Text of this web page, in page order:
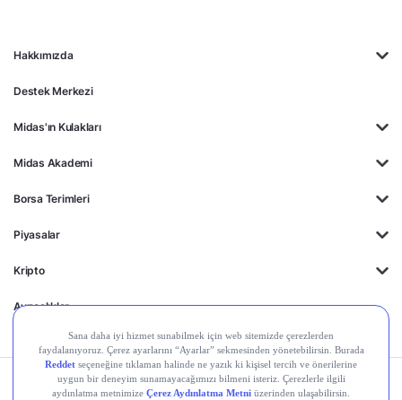
Hakkımızda
Destek Merkezi
Midas'ın Kulakları
Midas Akademi
Borsa Terimleri
Piyasalar
Kripto
Ayrıcalıklar
Kişisel Verilerin
Gizlilik
Yasal
Çerez